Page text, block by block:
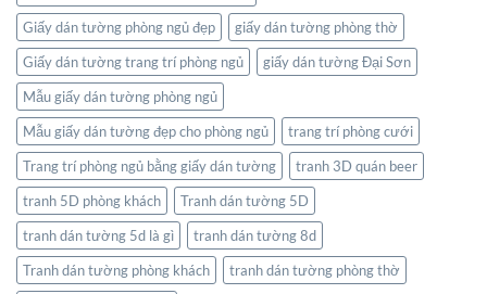
Giấy dán tường phòng ngủ đẹp
giấy dán tường phòng thờ
Giấy dán tường trang trí phòng ngủ
giấy dán tường Đại Sơn
Mẫu giấy dán tường phòng ngủ
Mẫu giấy dán tường đẹp cho phòng ngủ
trang trí phòng cưới
Trang trí phòng ngủ bằng giấy dán tường
tranh 3D quán beer
tranh 5D phòng khách
Tranh dán tường 5D
tranh dán tường 5d là gì
tranh dán tường 8d
Tranh dán tường phòng khách
tranh dán tường phòng thờ